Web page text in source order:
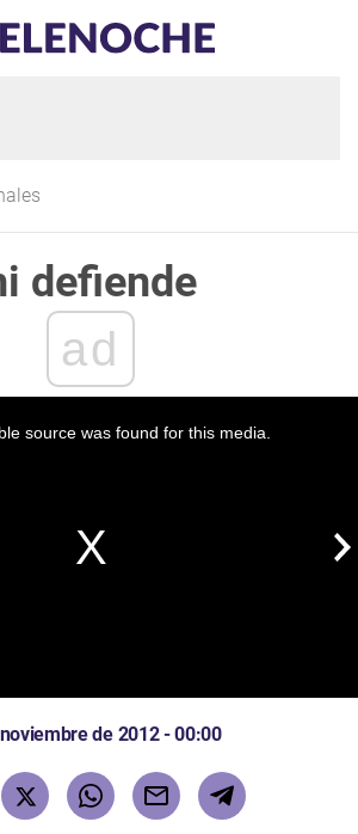
defiende
ad
source was found for this media.
de 2012 - 00:00